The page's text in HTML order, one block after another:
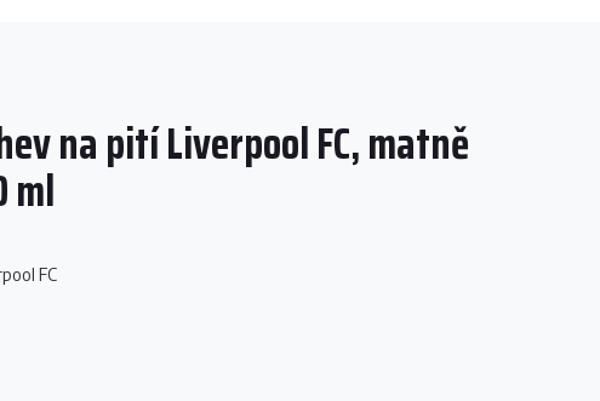
na pití Liverpool FC, matně
ml
FC